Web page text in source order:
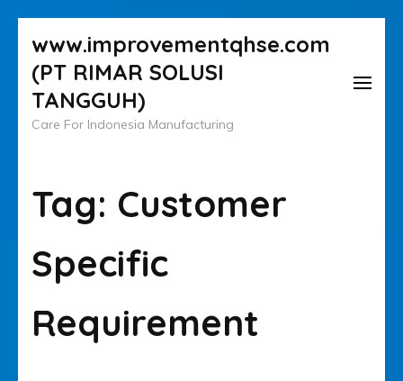
ke
konten
(Tekan
Enter)
www.improvementqhse.com
(PT RIMAR SOLUSI
TANGGUH)
Care For Indonesia Manufacturing
Tag: Customer
Specific
Requirement